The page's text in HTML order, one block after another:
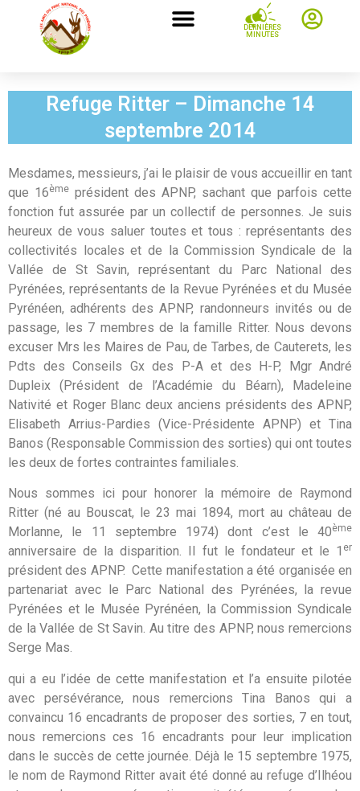
DERNIÈRES
MINUTES
Refuge Ritter – Dimanche 14
septembre 2014
Mesdames, messieurs, j’ai le plaisir de vous accueillir en tant
que 16ème président des APNP, sachant que parfois cette
fonction fut assurée par un collectif de personnes. Je suis
heureux de vous saluer toutes et tous : représentants des
collectivités locales et de la Commission Syndicale de la
Vallée de St Savin, représentant du Parc National des
Pyrénées, représentants de la Revue Pyrénées et du Musée
Pyrénéen, adhérents des APNP, randonneurs invités ou de
passage, les 7 membres de la famille Ritter. Nous devons
excuser Mrs les Maires de Pau, de Tarbes, de Cauterets, les
Pdts des Conseils Gx des P-A et des H-P, Mgr André
Dupleix (Président de l’Académie du Béarn), Madeleine
Nativité et Roger Blanc deux anciens présidents des APNP,
Elisabeth Arrius-Pardies (Vice-Présidente APNP) et Tina
Banos (Responsable Commission des sorties) qui ont toutes
les deux de fortes contraintes familiales.
Nous sommes ici pour honorer la mémoire de Raymond
Ritter (né au Bouscat, le 23 mai 1894, mort au château de
Morlanne, le 11 septembre 1974) dont c’est le 40ème
anniversaire de la disparition. Il fut le fondateur et le 1 er
président des APNP. Cette manifestation a été organisée en
partenariat avec le Parc National des Pyrénées, la revue
Pyrénées et le Musée Pyrénéen, la Commission Syndicale
de la Vallée de St Savin. Au titre des APNP, nous remercions
Serge Mas.
qui a eu l’idée de cette manifestation et l’a ensuite pilotée
avec persévérance, nous remercions Tina Banos qui a
convaincu 16 encadrants de proposer des sorties, 7 en tout,
nous remercions ces 16 encadrants pour leur implication
dans le succès de cette journée. Déjà le 15 septembre 1975,
le nom de Raymond Ritter avait été donné au refuge d’Ilhéou